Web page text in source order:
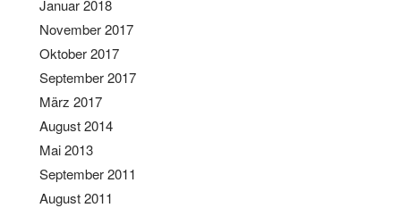
Januar 2018
November 2017
Oktober 2017
September 2017
März 2017
August 2014
Mai 2013
September 2011
August 2011